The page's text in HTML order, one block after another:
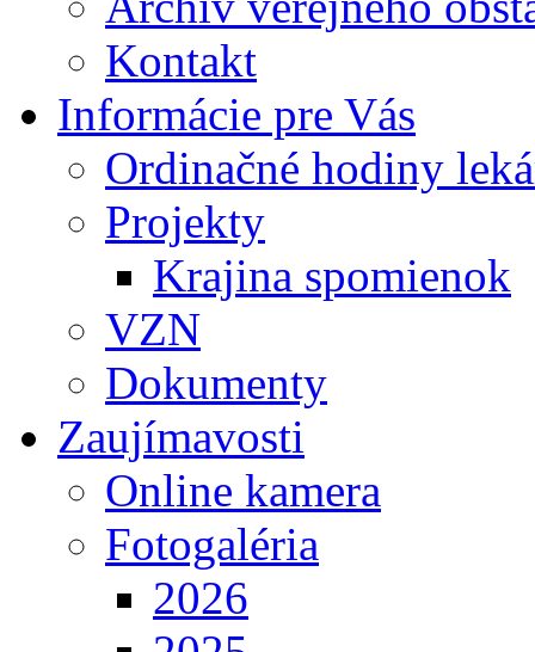
Kontakt
Informácie pre Vás
Ordinačné hodiny
Projekty
Krajina spomienok
VZN
Dokumenty
Zaujímavosti
Online kamera
Fotogaléria
2026